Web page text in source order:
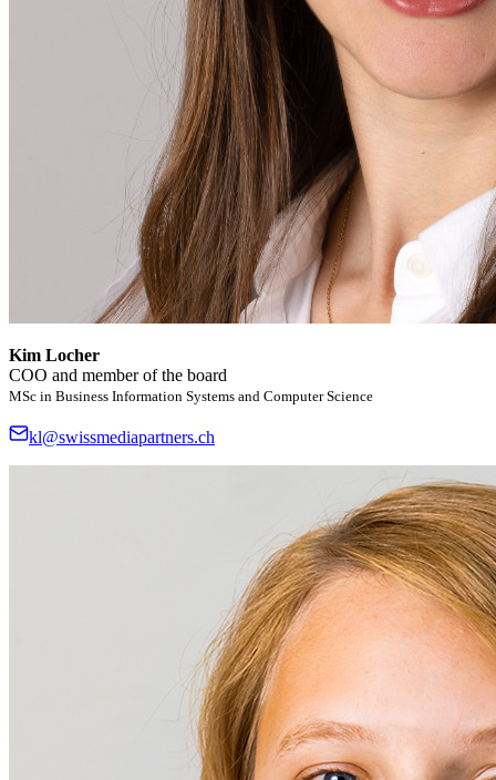
Kim Locher
COO and member of the board
MSc in Business Information Systems and Computer Science
kl@swissmediapartners.ch